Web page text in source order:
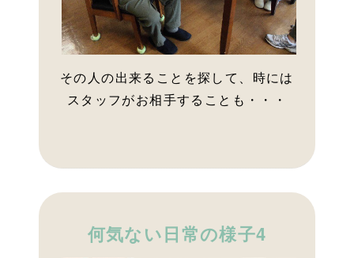
その人の出来ることを探して、時には
スタッフがお相手することも・・・
何気ない日常の様子4